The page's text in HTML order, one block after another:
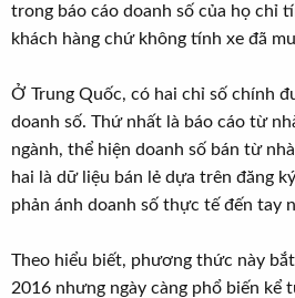
trong báo cáo doanh số của họ chỉ
khách hàng chứ không tính xe đã
Ở Trung Quốc, có hai chỉ số chính
doanh số. Thứ nhất là báo cáo từ
ngành, thể hiện doanh số bán từ
hai là dữ liệu bán lẻ dựa trên đăng
phản ánh doanh số thực tế đến tay
Theo hiểu biết, phương thức này
2016 nhưng ngày càng phổ biến kể